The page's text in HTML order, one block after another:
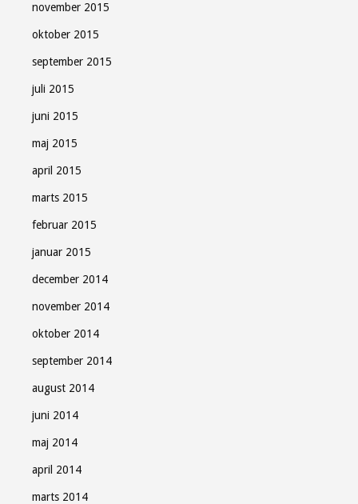
november 2015
oktober 2015
september 2015
juli 2015
juni 2015
maj 2015
april 2015
marts 2015
februar 2015
januar 2015
december 2014
november 2014
oktober 2014
september 2014
august 2014
juni 2014
maj 2014
april 2014
marts 2014